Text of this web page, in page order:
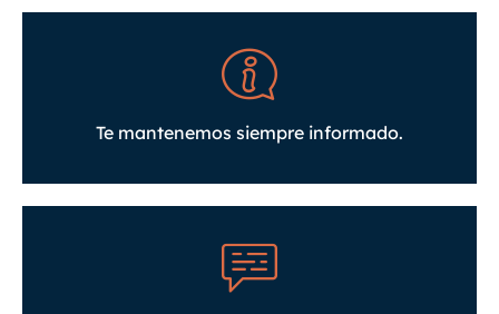
Te mantenemos siempre informado.